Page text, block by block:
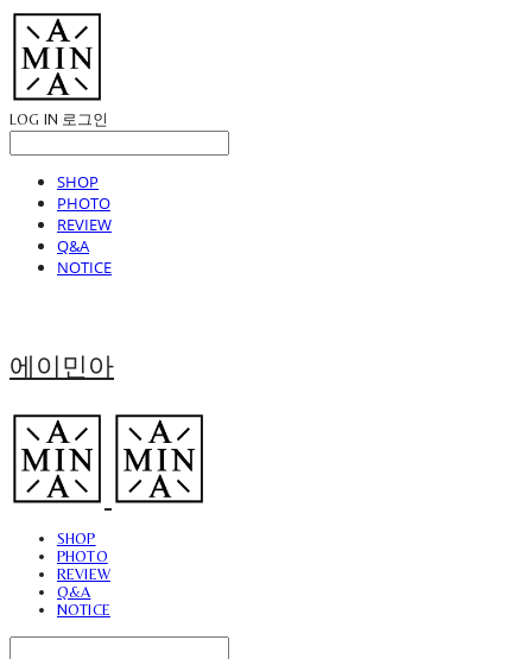
LOG IN 로그인
SHOP
PHOTO
REVIEW
Q&A
NOTICE
에이민아
SHOP
PHOTO
REVIEW
Q&A
NOTICE